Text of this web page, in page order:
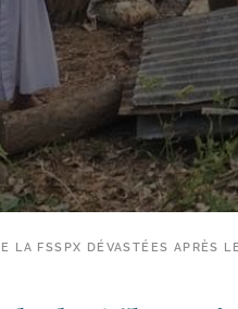
LA FSSPX DÉVASTÉES APRÈS